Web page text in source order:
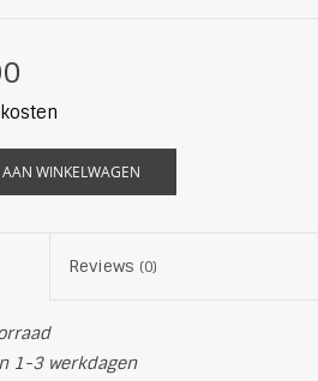
WINKELWAGEN
Reviews (0)
1-3 werkdagen